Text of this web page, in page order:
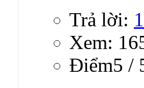
Trả lời:
Xem:
Ðiểm5 /